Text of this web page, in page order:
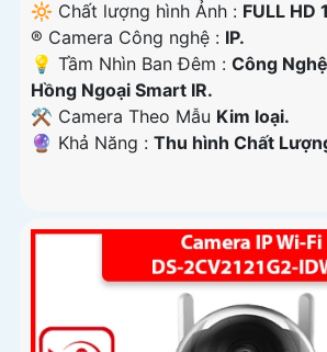
🔆 Chất lượng hình Ảnh : FULL HD
®️ Camera Công nghệ : IP.
💡 Tầm Nhìn Ban Đêm : Công
Hồng Ngoại Smart IR.
⚒ Camera Theo Mẫu Kim loại.
️🔮 Khả Năng : Thu hình Chất